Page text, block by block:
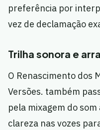
preferência por
vez de declamação
Trilha sonora e
O Renascimento dos
Versões. também
pela mixagem do
clareza nas vozes